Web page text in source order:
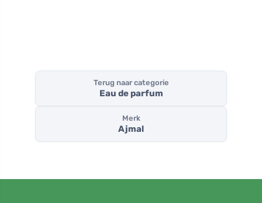
Terug naar categorie
Eau de parfum
Merk
Ajmal